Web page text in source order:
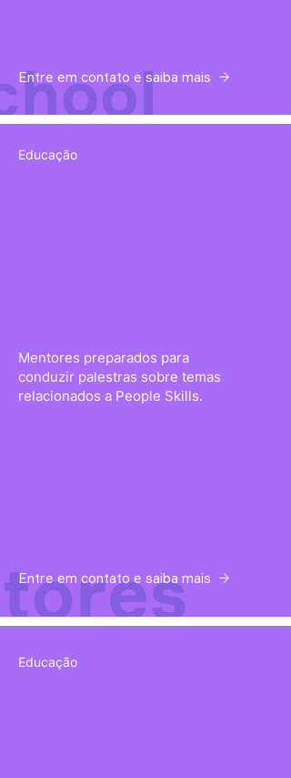
Entre em contato e saiba mais
Educação
Mentores preparados para
conduzir palestras sobre temas
relacionados a People Skills.
Entre em contato e saiba mais
Educação